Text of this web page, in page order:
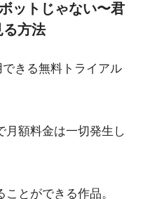
ットじゃない〜君
る方法
きる無料トライアル
月額料金は一切発生し
とができる作品。